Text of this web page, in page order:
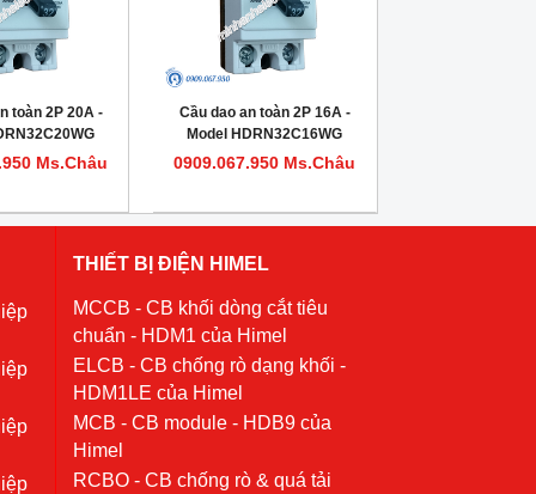
toàn 2P 20A -
Ms.Châu
Cầu dao an toàn 2P 16A -
Model HDRN32C16WG
0909.067.950 Ms.Châu
THIẾT BỊ ĐIỆN HIMEL
MCCB - CB khối dòng cắt tiêu
chuẩn - HDM1 của Himel
ELCB - CB chống rò dạng khối -
HDM1LE của Himel
MCB - CB module - HDB9 của
Himel
RCBO - CB chống rò & quá tải